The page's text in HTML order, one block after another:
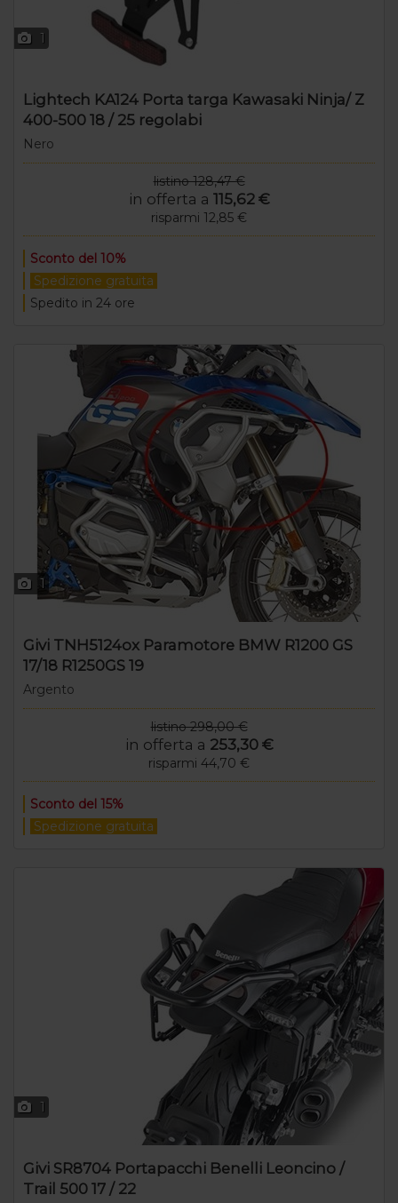
1
Lightech KA124 Porta targa Kawasaki Ninja/ Z
400-500 18 / 25 regolabi
Nero
listino 128,47 €
in offerta a 115,62 €
risparmi 12,85 €
Sconto del 10%
Spedizione gratuita
Spedito in 24 ore
1
Givi TNH5124ox Paramotore BMW R1200 GS
17/18 R1250GS 19
Argento
listino 298,00 €
in offerta a 253,30 €
risparmi 44,70 €
Sconto del 15%
Spedizione gratuita
1
Givi SR8704 Portapacchi Benelli Leoncino /
Trail 500 17 / 22